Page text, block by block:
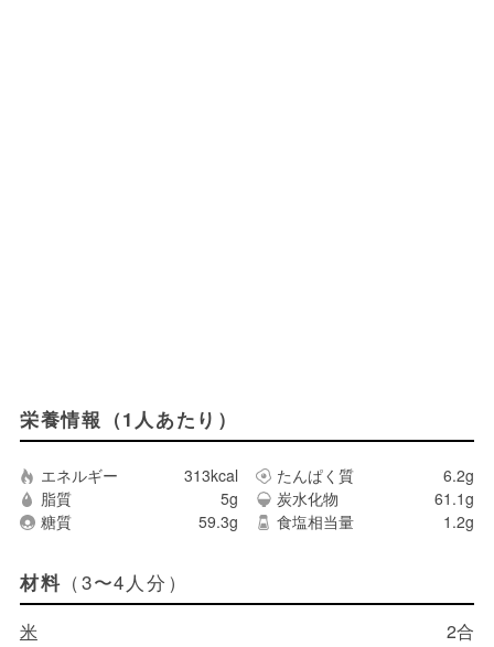
栄養情報（1人あたり）
エネルギー 313kcal たんぱく質
6.2g
脂質
5g 炭水化物
61.1g
糖質
59.3g 食塩相当量 1.2g
材料 （3〜4人分）
米
2合